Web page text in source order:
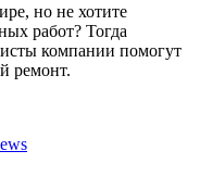
но не хотите
работ? Тогда
компании помогут
ремонт.